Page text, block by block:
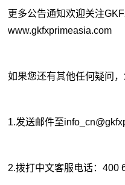
更多公告通知欢迎关注
www.gkfxprimeasia.com
如果您还有其他任何疑问
1.发送邮件至info_cn@
2.拨打中文客服电话：400